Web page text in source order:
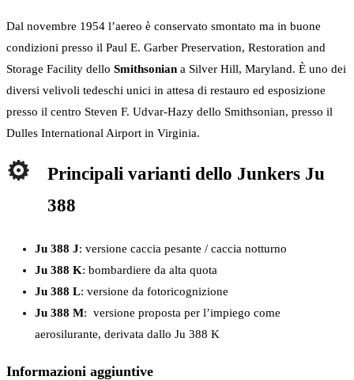
Dal novembre 1954 l’aereo è conservato smontato ma in buone
condizioni presso il Paul E. Garber Preservation, Restoration and
Storage Facility dello Smithsonian a Silver Hill, Maryland. È uno dei
diversi velivoli tedeschi unici in attesa di restauro ed esposizione
presso il centro Steven F. Udvar-Hazy dello Smithsonian, presso il
Dulles International Airport in Virginia.
Principali varianti dello Junkers Ju
388
Ju 388 J: versione caccia pesante / caccia notturno
Ju 388 K: bombardiere da alta quota
Ju 388 L: versione da fotoricognizione
Ju 388 M: versione proposta per l’impiego come
aerosilurante, derivata dallo Ju 388 K
Informazioni aggiuntive